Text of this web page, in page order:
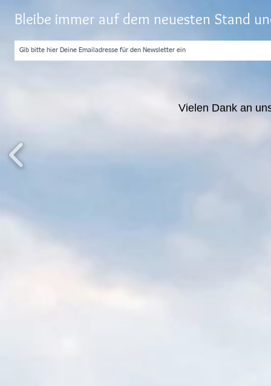
Bleibe immer auf dem neuesten Stand
Vielen Dank an